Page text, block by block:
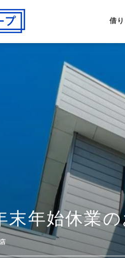
借
年始休業